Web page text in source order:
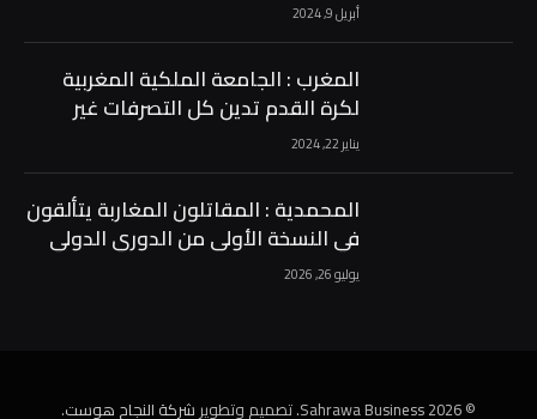
أبريل 9, 2024
المغرب : الجامعة الملكية المغربية
لكرة القدم تدين كل التصرفات غير
الرياضية …
يناير 22, 2024
المحمدية : المقاتلون المغاربة يتألقون
في النسخة الأولى من الدوري الدولي
“إمباير فايت المغرب” للكيك بوكسينغ
…
يوليو 26, 2026
© 2026 Sahrawa Business. تصميم وتطوير شركة النجاح هوست.